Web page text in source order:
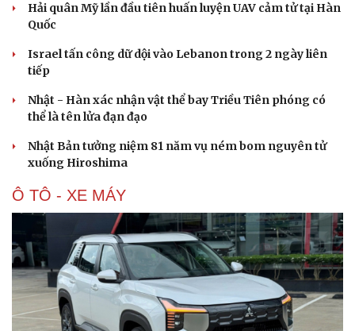
Hải quân Mỹ lần đầu tiên huấn luyện UAV cảm tử tại Hàn
Quốc
Israel tấn công dữ dội vào Lebanon trong 2 ngày liên
tiếp
Nhật - Hàn xác nhận vật thể bay Triều Tiên phóng có
thể là tên lửa đạn đạo
Nhật Bản tưởng niệm 81 năm vụ ném bom nguyên tử
xuống Hiroshima
Ô TÔ - XE MÁY